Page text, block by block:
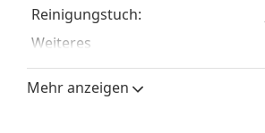
Reinigungstuch:
Weiteres
Sex:
Kategorie:
Mehr anzeigen